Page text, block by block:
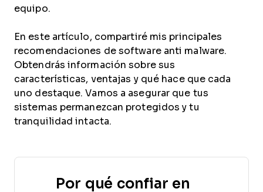
equipo.
En este artículo, compartiré mis principales
recomendaciones de software anti malware.
Obtendrás información sobre sus
características, ventajas y qué hace que cada
uno destaque. Vamos a asegurar que tus
sistemas permanezcan protegidos y tu
tranquilidad intacta.
Por qué confiar en